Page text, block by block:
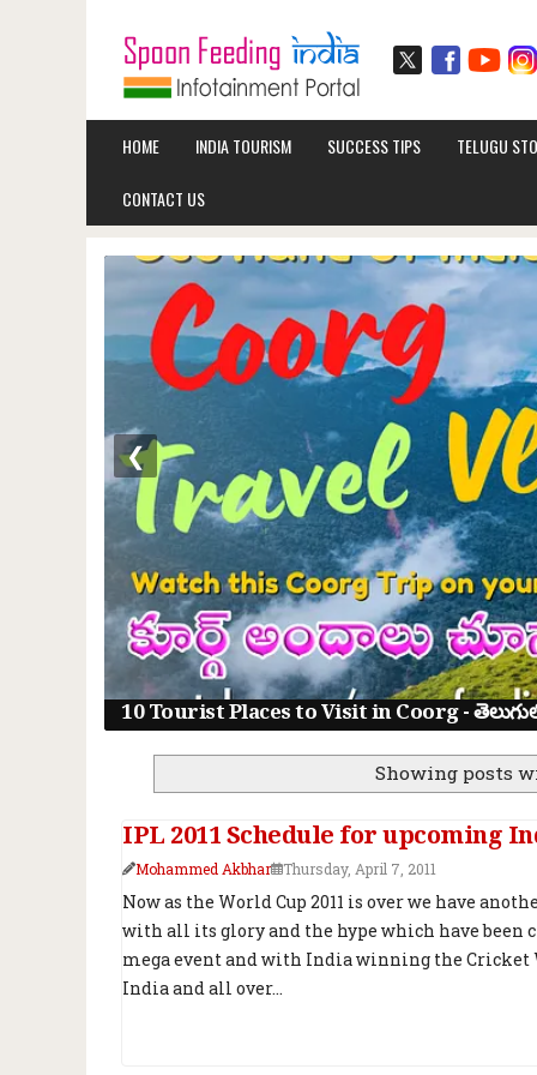
HOME INDIA TOURISM SUCCESS TIPS TELUGU
CONTACT US
10 Tourist Places to Visit in Coorg -
❮
Showing posts
IPL 2011 Schedule for upcoming
Mohammed Akbhar Thursday, April 7, 2011
Now as the World Cup 2011 is over we have
with all its glory and the hype which have been
mega event and with India winning the Cricket
India and all over...